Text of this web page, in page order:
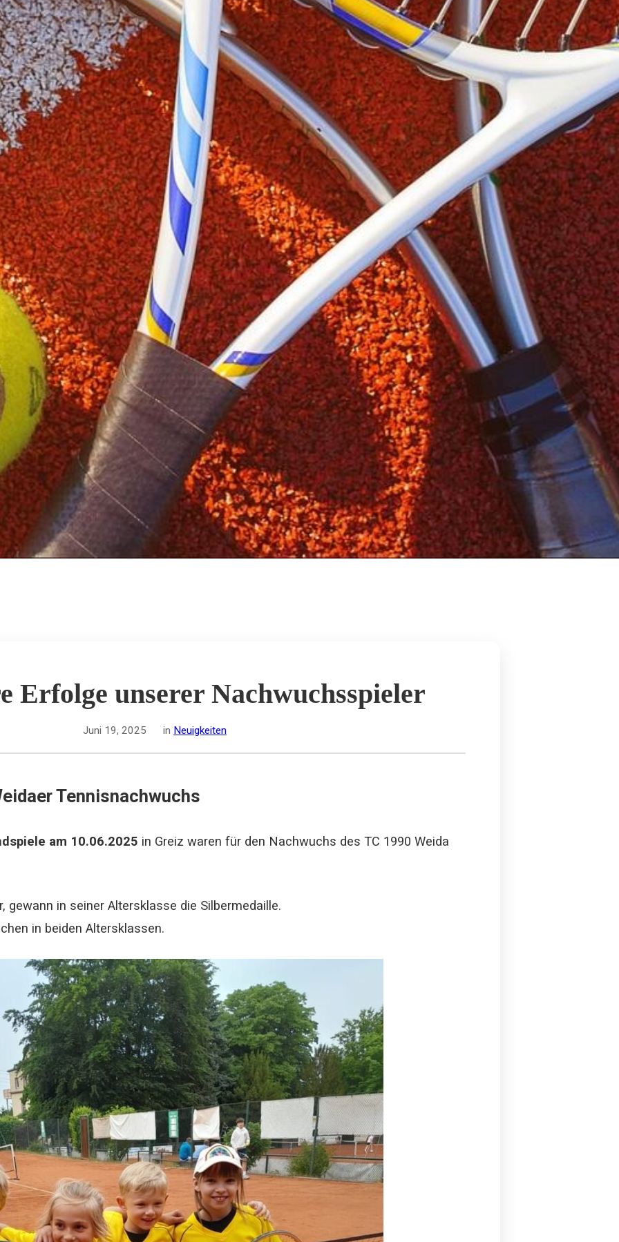
Erfolge unserer Nachwuchsspieler
Juni 19, 2025 in Neuigkeiten
Tennisnachwuchs
am 10.06.2025 in Greiz waren für den Nachwuchs des TC 1990 Weida
gewann in seiner Altersklasse die Silbermedaille.
in beiden Altersklassen.